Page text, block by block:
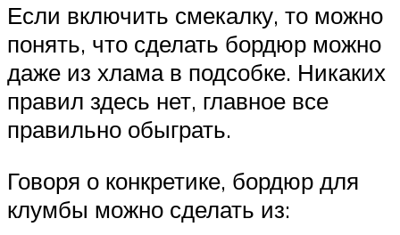
Если включить смекалку, то можно
понять, что сделать бордюр можно
даже из хлама в подсобке. Никаких
правил здесь нет, главное все
правильно обыграть.
Говоря о конкретике, бордюр для
клумбы можно сделать из: